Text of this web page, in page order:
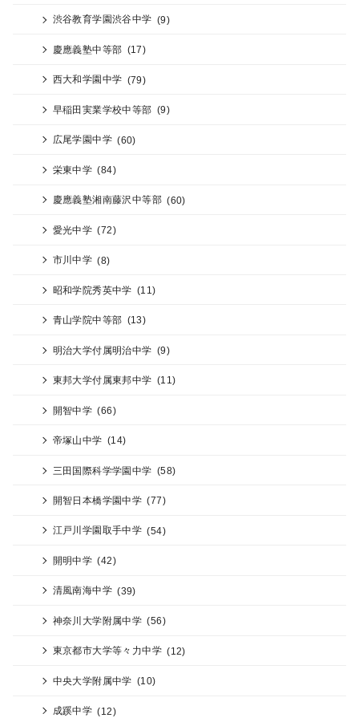
渋谷教育学園渋谷中学 (9)
慶應義塾中等部 (17)
西大和学園中学 (79)
早稲田実業学校中等部 (9)
広尾学園中学 (60)
栄東中学 (84)
慶應義塾湘南藤沢中等部 (60)
愛光中学 (72)
市川中学 (8)
昭和学院秀英中学 (11)
青山学院中等部 (13)
明治大学付属明治中学 (9)
東邦大学付属東邦中学 (11)
開智中学 (66)
帝塚山中学 (14)
三田国際科学学園中学 (58)
開智日本橋学園中学 (77)
江戸川学園取手中学 (54)
開明中学 (42)
清風南海中学 (39)
神奈川大学附属中学 (56)
東京都市大学等々力中学 (12)
中央大学附属中学 (10)
成蹊中学 (12)